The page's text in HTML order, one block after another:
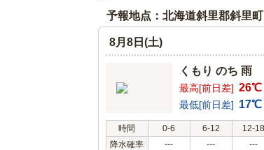
予報地点：北海道斜里郡斜里町
8月8日(土)
くもり のち 雨
最高[前日差] 26℃
最低[前日差] 17℃
時間 0-6 6-12 12-18
降水確率
--- --- ---